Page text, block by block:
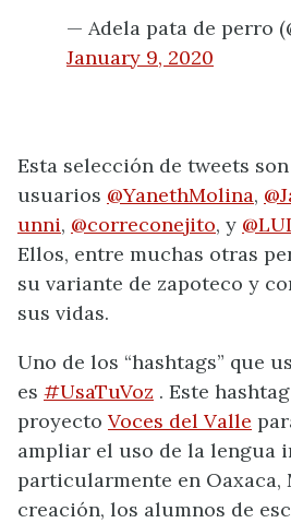
— Adela pata de perro
January 9, 2020
Esta selección de tweets
usuarios @YanethMolina,
unni, @correconejito, y
Ellos, entre muchas otras
su variante de zapoteco y
sus vidas.
Uno de los “hashtags” que
es #UsaTuVoz . Este
proyecto Voces del Valle
ampliar el uso de la lengua
particularmente en Oaxaca,
creación, los alumnos de